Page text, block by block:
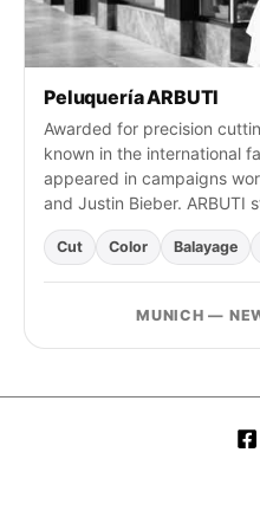
Peluquería ARBUTI
Awarded for precision
known in the international
appeared in campaigns
and Justin Bieber. ARBUTI
Cut Color Balayage
MUNICH —